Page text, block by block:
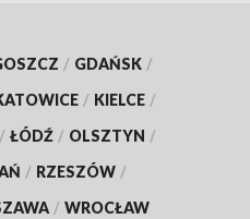
/ GDAŃSK /
/ KIELCE /
/ ŁÓDŹ / OLSZTYN /
/ RZESZÓW /
/ WROCŁAW